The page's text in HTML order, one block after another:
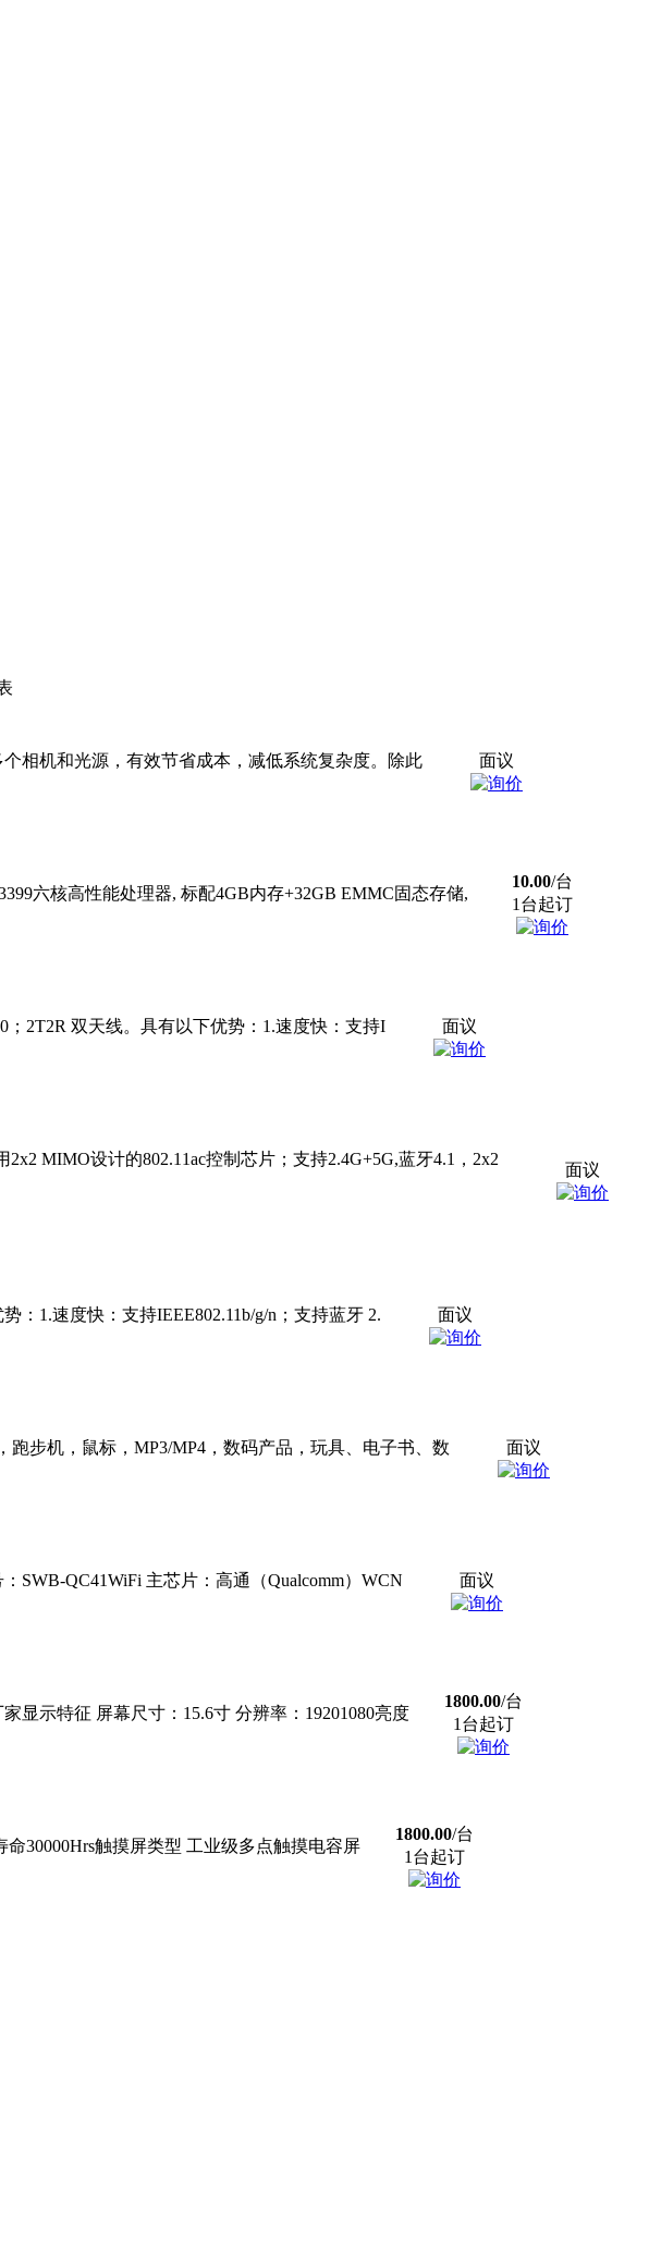
相机和光源，有效节省成本，减低系统复杂度。除此
面议
六核高性能处理器, 标配4GB内存+32GB EMMC固态存储,
10.00/台
1台起订
；2T2R 双天线。具有以下优势：1.速度快：支持I
面议
MIMO设计的802.11ac控制芯片；支持2.4G+5G,蓝牙4.1，2x2
面议
：1.速度快：支持IEEE802.11b/g/n；支持蓝牙 2.
面议
步机，鼠标，MP3/MP4，数码产品，玩具、电子书、数
面议
SWB-QC41WiFi 主芯片：高通（Qualcomm）WCN
面议
显示特征 屏幕尺寸：15.6寸 分辨率：19201080亮度
1800.00/台
1台起订
30000Hrs触摸屏类型 工业级多点触摸电容屏
1800.00/台
1台起订